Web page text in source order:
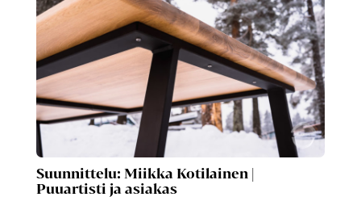
Suunnittelu: Miikka Kotilainen |
Puuartisti ja asiakas